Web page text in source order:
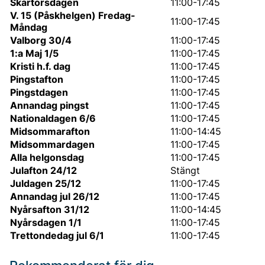
V. 15 (Påskhelgen) Fredag-
Måndag
11:00-17:45
Valborg 30/4
11:00-17:45
1:a Maj 1/5
11:00-17:45
Kristi h.f. dag
11:00-17:45
Pingstafton
11:00-17:45
Pingstdagen
11:00-17:45
Annandag pingst
11:00-17:45
Nationaldagen 6/6
11:00-17:45
Midsommarafton
11:00-14:45
Midsommardagen
11:00-17:45
Alla helgonsdag
11:00-17:45
Julafton 24/12
Stängt
Juldagen 25/12
11:00-17:45
Annandag jul 26/12
11:00-17:45
Nyårsafton 31/12
11:00-14:45
Nyårsdagen 1/1
11:00-17:45
Trettondedag jul 6/1
11:00-17:45